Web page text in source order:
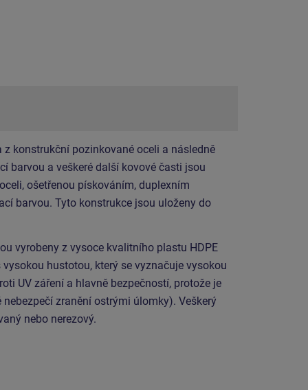
z konstrukční pozinkované oceli a následně
barvou a veškeré další kovové časti jsou
ošetřenou pískováním, duplexním
barvou. Tyto konstrukce jsou uloženy do
vyrobeny z vysoce kvalitního plastu HDPE
hustotou, který se vyznačuje vysokou
UV záření a hlavně bezpečností, protože je
zranění ostrými úlomky). Veškerý
nebo nerezový.